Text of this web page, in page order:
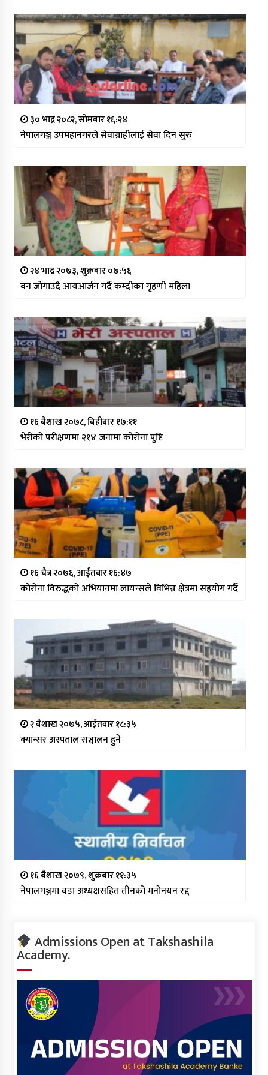
३० भाद्र २०८२, सोमबार १६:२४
नेपालगञ्ज उपमहानगरले सेवाग्राहीलाई सेवा दिन सुरु
२४ भाद्र २०७३, शुक्रबार ०७:५६
बन जोगाउदै आयआर्जन गर्दै कम्दीका गृहणी महिला
१६ बैशाख २०७८, बिहीबार १७:११
भेरीको परीक्षणमा २१४ जनामा कोरोना पुष्टि
१६ चैत्र २०७६, आईतवार १६:४७
कोरोना विरुद्धको अभियानमा लायन्सले विभिन्न क्षेत्रमा सहयोग गर्दै
२ बैशाख २०७५, आईतवार १८:३५
क्यान्सर अस्पताल सञ्चालन हुने
१६ बैशाख २०७९, शुक्रबार ११:३५
नेपालगञ्जमा वडा अध्यक्षसहित तीनको मनोनयन रद्द
Admissions Open at Takshashila
Academy.